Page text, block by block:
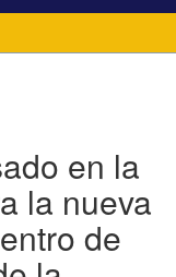
en la
la nueva
de